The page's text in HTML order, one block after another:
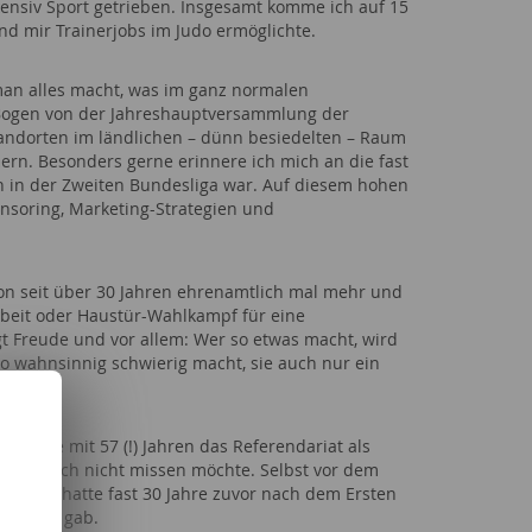
Sport getrieben. Insgesamt komme ich auf 15
mir Trainerjobs im Judo ermöglichte.
alles macht, was im ganz normalen
von der Jahreshauptversammlung der
im ländlichen – dünn besiedelten – Raum
Besonders gerne erinnere ich mich an die fast
der Zweiten Bundesliga war. Auf diesem hohen
Marketing-Strategien und
seit über 30 Jahren ehrenamtlich mal mehr und
oder Haustür-Wahlkampf für eine
und vor allem: Wer so etwas macht, wird
wahnsinnig schwierig macht, sie auch nur ein
mit 57 (!) Jahren das Referendariat als
die ich nicht missen möchte. Selbst vor dem
Ich hatte fast 30 Jahre zuvor nach dem Ersten
gab.